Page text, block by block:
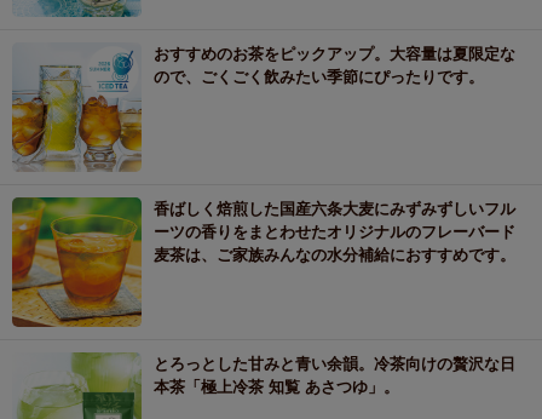
おすすめのお茶をピックアップ。大容量は夏限定な
ので、ごくごく飲みたい季節にぴったりです。
香ばしく焙煎した国産六条大麦にみずみずしいフル
ーツの香りをまとわせたオリジナルのフレーバード
麦茶は、ご家族みんなの水分補給におすすめです。
とろっとした甘みと青い余韻。冷茶向けの贅沢な日
本茶「極上冷茶 知覧 あさつゆ」。